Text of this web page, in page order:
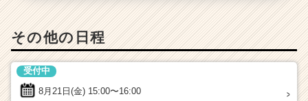
その他の日程
8月21日(金) 15:00〜16:00
受付中